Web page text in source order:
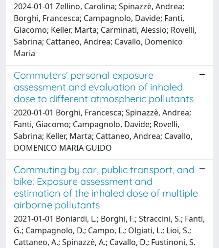
2024-01-01 Zellino, Carolina; Spinazzè, Andrea;
Borghi, Francesca; Campagnolo, Davide; Fanti,
Giacomo; Keller, Marta; Carminati, Alessio; Rovelli,
Sabrina; Cattaneo, Andrea; Cavallo, Domenico
Maria
Commuters’ personal exposure
assessment and evaluation of inhaled
dose to different atmospheric pollutants
2020-01-01 Borghi, Francesca; Spinazzè, Andrea;
Fanti, Giacomo; Campagnolo, Davide; Rovelli,
Sabrina; Keller, Marta; Cattaneo, Andrea; Cavallo,
DOMENICO MARIA GUIDO
Commuting by car, public transport, and
bike: Exposure assessment and
estimation of the inhaled dose of multiple
airborne pollutants
2021-01-01 Boniardi, L.; Borghi, F.; Straccini, S.; Fanti,
G.; Campagnolo, D.; Campo, L.; Olgiati, L.; Lioi, S.;
Cattaneo, A.; Spinazzè, A.; Cavallo, D.; Fustinoni, S.